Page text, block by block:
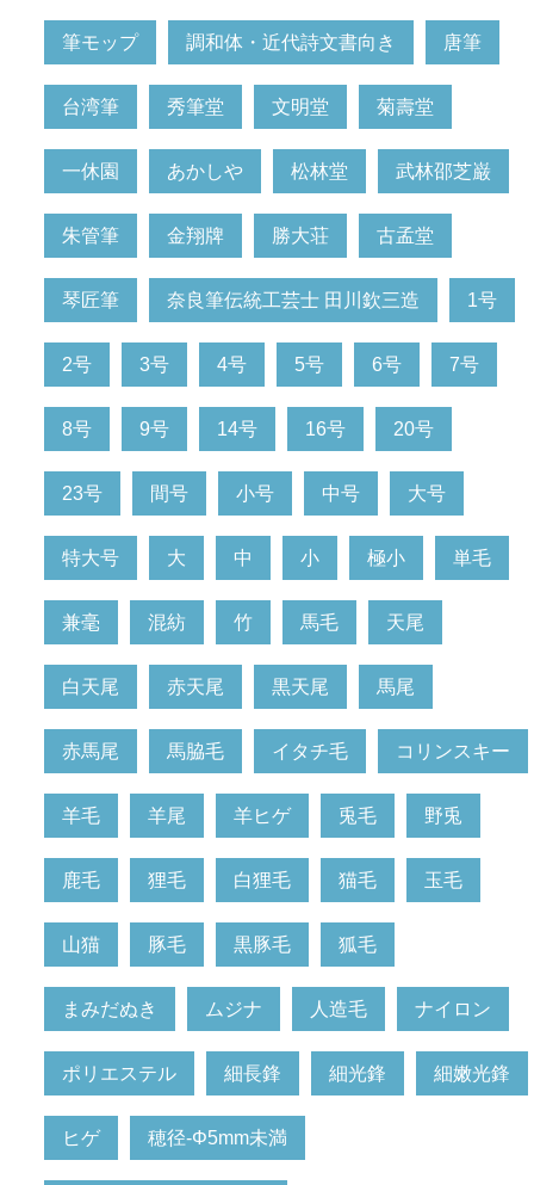
筆モップ 調和体・近代詩文書向き 唐筆
台湾筆 秀筆堂 文明堂 菊壽堂
一休園 あかしや 松林堂 武林邵芝巌
朱管筆 金翔牌 勝大荘 古孟堂
琴匠筆 奈良筆伝統工芸士 田川欽三造 1号
2号 3号 4号 5号 6号 7号
8号 9号 14号 16号 20号
23号 間号 小号 中号 大号
特大号 大 中 小 極小 単毛
兼毫 混紡 竹 馬毛 天尾
白天尾 赤天尾 黒天尾 馬尾
赤馬尾 馬脇毛 イタチ毛 コリンスキー
羊毛 羊尾 羊ヒゲ 兎毛 野兎
鹿毛 狸毛 白狸毛 猫毛 玉毛
山猫 豚毛 黒豚毛 狐毛
まみだぬき ムジナ 人造毛 ナイロン
ポリエステル 細長鋒 細光鋒 細嫩光鋒
ヒゲ 穂径-Φ5mm未満